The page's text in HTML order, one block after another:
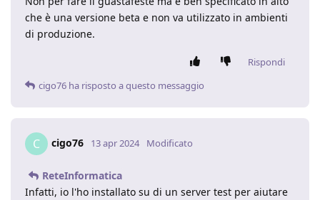
che è una versione beta e non va utilizzato in ambienti
di produzione.
Rispondi
cigo76 ha risposto a questo messaggio
C cigo76 13 apr 2024 Modificato
ReteInformatica
Infatti, io l'ho installato su di un server test per aiutare